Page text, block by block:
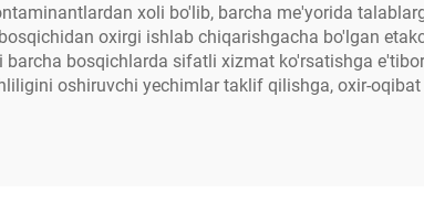
xoli bo'lib, barcha me'yorida
oxirgi ishlab chiqarishgacha bo'lgan
bosqichlarda sifatli xizmat ko'rsatishga
oshiruvchi yechimlar taklif qilishga, oxir-